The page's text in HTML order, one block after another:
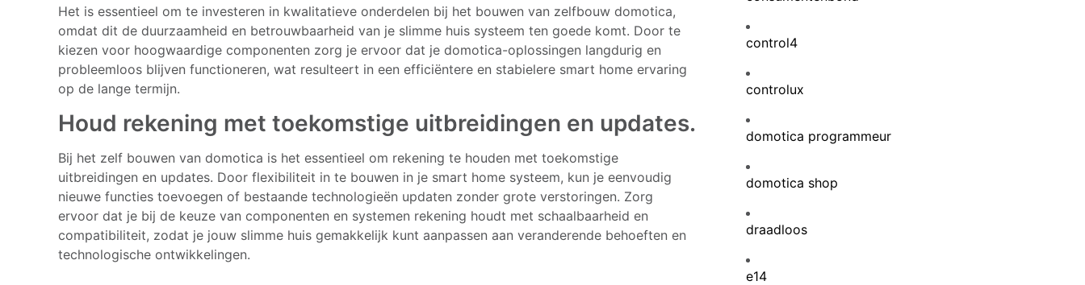
Het is essentieel om te investeren in kwalitatieve onderdelen bij het bouwen van zelfbouw domotica,
omdat dit de duurzaamheid en betrouwbaarheid van je slimme huis systeem ten goede komt. Door te
kiezen voor hoogwaardige componenten zorg je ervoor dat je domotica-oplossingen langdurig en
probleemloos blijven functioneren, wat resulteert in een efficiëntere en stabielere smart home ervaring
op de lange termijn.
Houd rekening met toekomstige uitbreidingen en updates.
Bij het zelf bouwen van domotica is het essentieel om rekening te houden met toekomstige
uitbreidingen en updates. Door flexibiliteit in te bouwen in je smart home systeem, kun je eenvoudig
nieuwe functies toevoegen of bestaande technologieën updaten zonder grote verstoringen. Zorg
ervoor dat je bij de keuze van componenten en systemen rekening houdt met schaalbaarheid en
compatibiliteit, zodat je jouw slimme huis gemakkelijk kunt aanpassen aan veranderende behoeften en
technologische ontwikkelingen.
control4
controlux
domotica programmeur
domotica shop
draadloos
e14